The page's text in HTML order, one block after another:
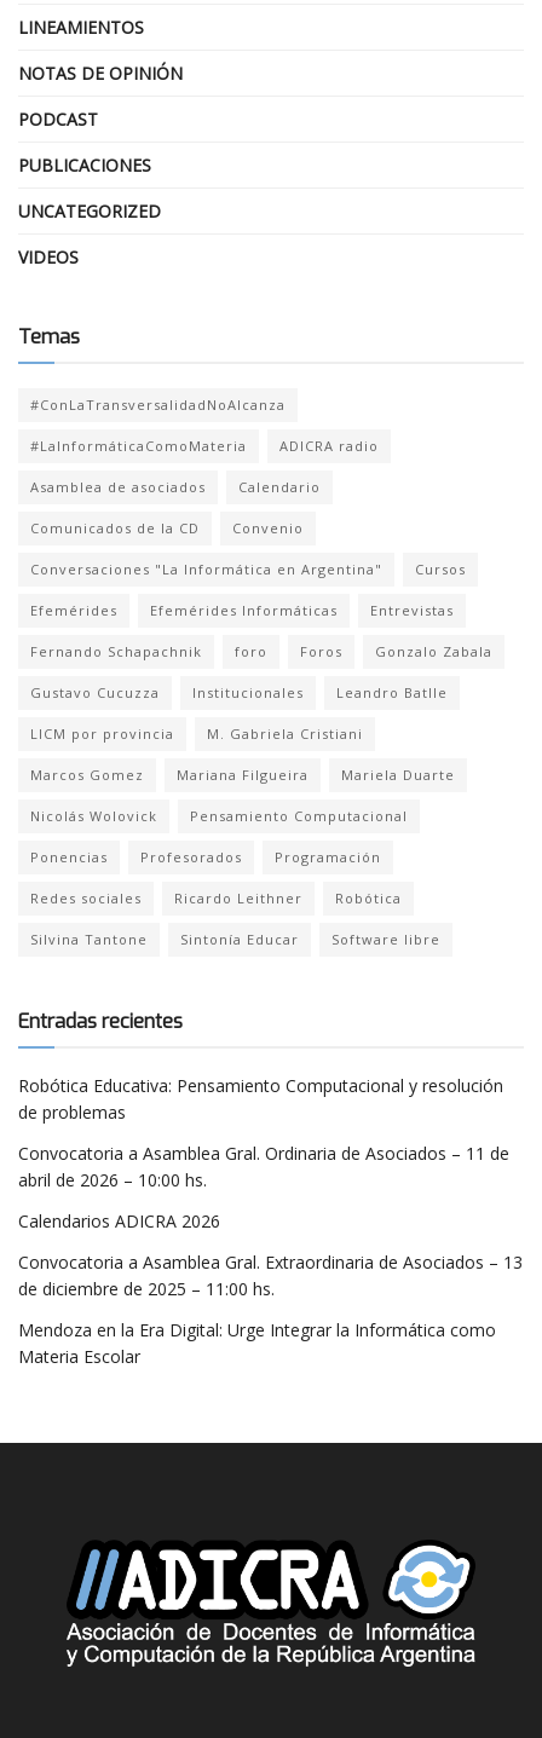
LINEAMIENTOS
NOTAS DE OPINIÓN
PODCAST
PUBLICACIONES
UNCATEGORIZED
VIDEOS
Temas
#ConLaTransversalidadNoAlcanza
#LaInformáticaComoMateria ADICRA radio
Asamblea de asociados Calendario
Comunicados de la CD Convenio
Conversaciones "La Informática en Argentina" Cursos
Efemérides Efemérides Informáticas Entrevistas
Fernando Schapachnik foro Foros Gonzalo Zabala
Gustavo Cucuzza Institucionales Leandro Batlle
LICM por provincia M. Gabriela Cristiani
Marcos Gomez Mariana Filgueira Mariela Duarte
Nicolás Wolovick Pensamiento Computacional
Ponencias Profesorados Programación
Redes sociales Ricardo Leithner Robótica
Silvina Tantone Sintonía Educar Software libre
Entradas recientes
Robótica Educativa: Pensamiento Computacional y resolución
de problemas
Convocatoria a Asamblea Gral. Ordinaria de Asociados – 11 de
abril de 2026 – 10:00 hs.
Calendarios ADICRA 2026
Convocatoria a Asamblea Gral. Extraordinaria de Asociados – 13
de diciembre de 2025 – 11:00 hs.
Mendoza en la Era Digital: Urge Integrar la Informática como
Materia Escolar